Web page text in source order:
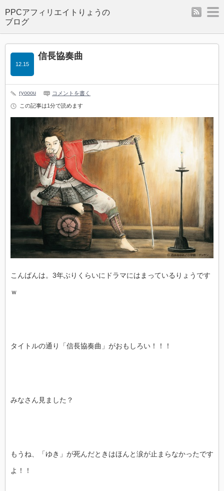
rss
信長協奏曲
12.15
ryooou コメントを書く
この記事は1分で読めます
こんばんは。3年ぶりくらいにドラマにはまっているりょうです
ｗ
タイトルの通り「信長協奏曲」がおもしろい！！！
みなさん見ました？
もうね、「ゆき」が死んだときはほんと涙が止まらなかったです
よ！！